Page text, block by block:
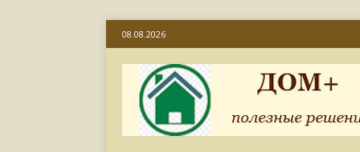
08.08.2026